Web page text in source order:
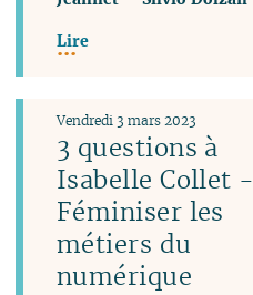
Lire
3 questions à
Isabelle Collet -
Féminiser les
métiers du
numérique
Vendredi 3 mars 2023